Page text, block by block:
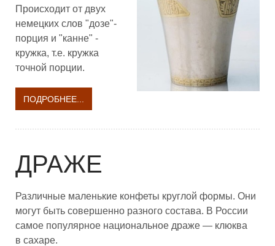
Происходит от двух
немецких слов "дозе"-
порция и "канне" -
кружка, т.е. кружка
точной порции.
ПОДРОБНЕЕ...
ДРАЖЕ
Различные маленькие конфеты круглой формы. Они
могут быть совершенно разного состава. В России
самое популярное национальное драже — клюква
в сахаре.